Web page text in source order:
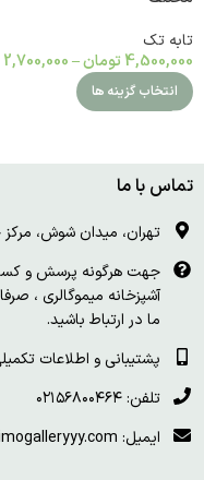
تابه تک
4,500,000 تومان–
2,700,000
انتخاب گزینه ها
تماس با ما
تهران، میدان شوش، مرکز خرید
جهت هرگونه پرسش و کسب
آشپزخانه میموگالری ،
ما در ارتباط باشید.
پشتیبانی و اطلاعات تکمیلی:
تلفن: ۰۲۱۵۶۸۰۰۴۶۴
ایمیل: info@mimogalleryyy.com